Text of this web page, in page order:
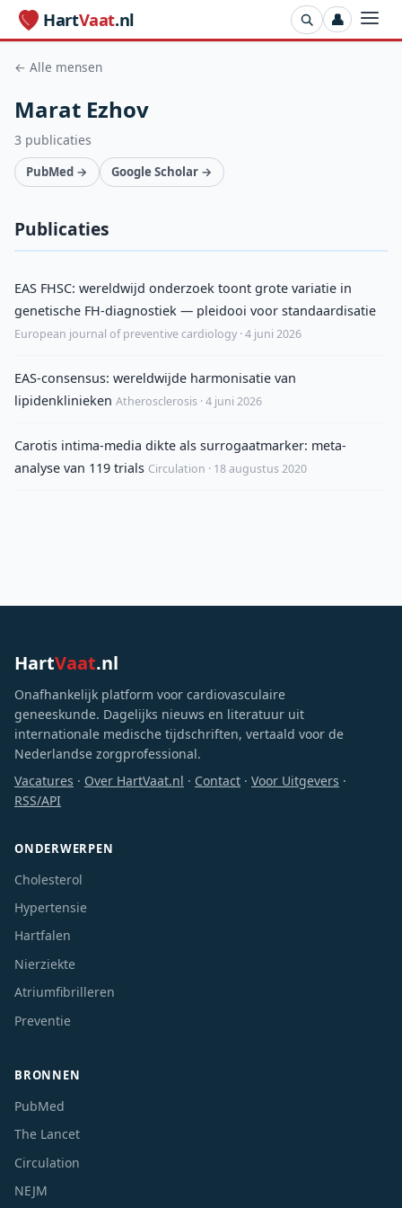
HartVaat.nl 👤
← Alle mensen
Marat Ezhov
3 publicaties
PubMed → Google Scholar →
Publicaties
EAS FHSC: wereldwijd onderzoek toont grote variatie in
genetische FH-diagnostiek — pleidooi voor standaardisatie
European journal of preventive cardiology · 4 juni 2026
EAS-consensus: wereldwijde harmonisatie van
lipidenklinieken Atherosclerosis · 4 juni 2026
Carotis intima-media dikte als surrogaatmarker: meta-
analyse van 119 trials Circulation · 18 augustus 2020
HartVaat.nl
Onafhankelijk platform voor cardiovasculaire
geneeskunde. Dagelijks nieuws en literatuur uit
internationale medische tijdschriften, vertaald voor de
Nederlandse zorgprofessional.
Vacatures · Over HartVaat.nl · Contact · Voor Uitgevers ·
RSS/API
ONDERWERPEN
Cholesterol
Hypertensie
Hartfalen
Nierziekte
Atriumfibrilleren
Preventie
BRONNEN
PubMed
The Lancet
Circulation
NEJM